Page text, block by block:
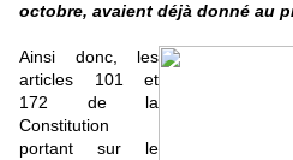
octobre, avaient déjà donné au
Ainsi donc, les
articles 101 et
172 de la
Constitution
portant sur le